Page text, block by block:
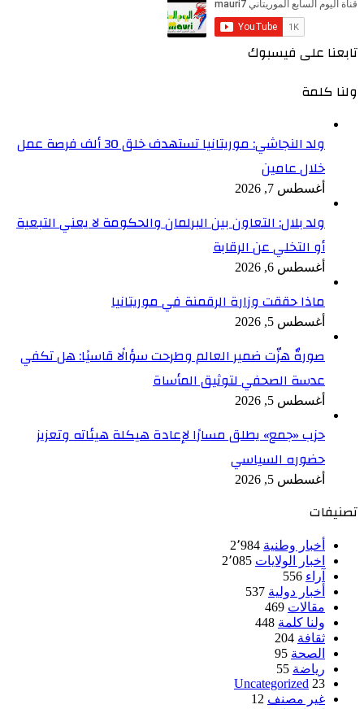
تابعنا على فيسبوك
ولنا كلمة
ولد النجاشي: موريتانيا تستهدف خلق 30 ألف فرصة عمل
خلال عامين
أغسطس 7, 2026
ولد بلال: التعاون بين البرلمان والحكومة لا يعني التبعية
أو التخلي عن الرقابة
أغسطس 6, 2026
ماذا حققت وزارة الرقمنة في موريتانيا
أغسطس 5, 2026
صورةٌ هزّت ضمير العالم وطرحت سؤالًا قاسيًا: هل تكفي
عدسة الصحفي لتوثيق المأساة
أغسطس 5, 2026
حزب «جمع» يطلق مسارًا لإعادة هيكلة هيئاته وتعزيز
حضوره السياسي
أغسطس 5, 2026
تصنيفات
أخبار وطنية 2٬984
اخبار الولايات 2٬085
آراء 556
أخبار دولية 537
مقالات 469
ولنا كلمة 448
ثقافة 204
الصحة 95
رياضة 55
Uncategorized 23
غير مصنف 12